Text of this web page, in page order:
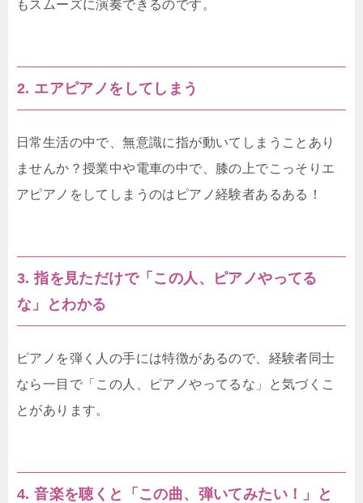
もスムーズに演奏できるのです。
2. エアピアノをしてしまう
日常生活の中で、無意識に指が動いてしまうことあり
ませんか？授業中や電車の中で、膝の上でこっそりエ
アピアノをしてしまうのはピアノ経験者あるある！
3. 指を見ただけで「この人、ピアノやってる
な」とわかる
ピアノを弾く人の手には特徴があるので、経験者同士
なら一目で「この人、ピアノやってるな」と気づくこ
とがあります。
4. 音楽を聴くと「この曲、弾いてみたい！」と